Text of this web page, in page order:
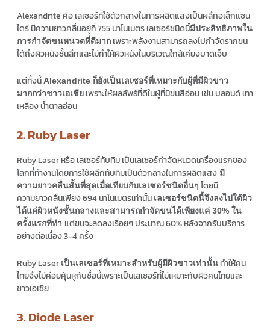
Alexandrite คือ เลเซอร์ที่ใช้ตัวกลางในการผลิตแสงเป็นผลึกอเล็กแซน
ไดร์ มีความยาวคลื่นอยู่ที่ 755 นาโนเมตร เลเซอร์ชนิดนี้มีประสิทธิภาพใน
การกำจัดขนหนวดที่ดีมาก เพราะพลังงานสามารถลงไปกำจัดรากขน
ได้ถึงผิวหนังชั้นลึกและไม่ทำให้ผิวหนังในบริเวณใกล้เคียงบาดเจ็บ
แต่ทั้งนี้Alexandrite ก็ยังเป็นเลเซอร์ที่เหมาะกับผู้ที่มีผิวขาว
มากกว่าชาวเอเชีย เพราะให้ผลลัพธ์ที่ดีในผู้ที่มีขนสีอ่อน เช่น บลอนด์ เทา
เหลือง น้ำตาลอ่อน
2. Ruby Laser
Ruby Laser หรือ เลเซอร์ทับทิม เป็นเลเซอร์กำจัดหนวดเครื่องแรกของ
โลกที่ทำงานโดยการใช้ผลึกทับทิมเป็นตัวกลางในการผลิตแสง มี
ความยาวคลื่นสั้นที่สุดเมื่อเทียบกับเลเซอร์ชนิดอื่นๆ โดยมี
ความยาวคลื่นเพียง 694 นาโนเมตรเท่านั้น เลเซอร์ชนิดนี้จึงลงไปใต้ผิว
ได้แค่ผิวหนังชั้นกลางและสามารถกำจัดขนได้เพียงแค่ 30% ใน
ครั้งแรกที่ทำ แต่ขนจะลดลงเรื่อยๆ ประมาณ 60% หลังจากรับบริการ
อย่างต่อเนื่อง 3-4 ครั้ง
Ruby Laser เป็นเลเซอร์ที่เหมาะสำหรับผู้มีผิวขาวเท่านั้น ทำให้คน
ไทยจึงไม่ค่อยคุ้นหูกับชื่อนี้เพราะเป็นเลเซอร์ที่ไม่เหมาะกับผิวคนไทยและ
ชาวเอเชีย
3. Diode Laser